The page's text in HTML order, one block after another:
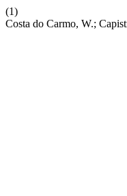
(1)
Costa do Carmo, W.;